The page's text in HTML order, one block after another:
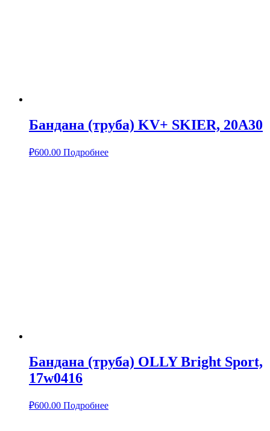
Бандана (труба) KV+ SKIER, 20A30
₽600.00 Подробнее
Бандана (труба) OLLY Bright Sport,
17w0416
₽600.00 Подробнее